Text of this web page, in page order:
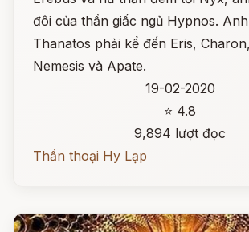
đôi của thần giấc ngủ Hypnos.
Thanatos phải kể đến Eris,
Nemesis và Apate.
19-02-2020
⭐ 4.8
9,894 lượt đọc
Thần thoại Hy Lạp